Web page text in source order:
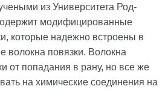
из Университета Род-
модифицированные
которые надежно встроены в
волокна повязки. Волокна
от попадания в рану, но все же
на химические соединения на